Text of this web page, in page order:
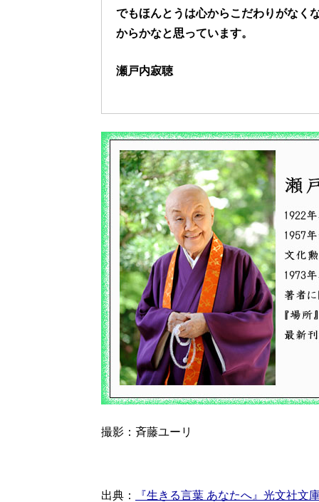
でもほんとうは心からこだわりがなく
からかなと思っています。
瀬戸内寂聴
撮影：斉藤ユーリ
出典： 『生きる言葉 あなたへ』光文社文